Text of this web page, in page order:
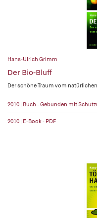
Hans-Ulrich Grimm
Der Bio-Bluff
Der schöne Traum vom
2010 | Buch - Gebunden mit
2010 | E-Book - PDF